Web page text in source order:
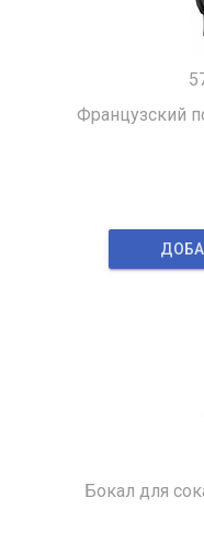
Французский
Бокал для